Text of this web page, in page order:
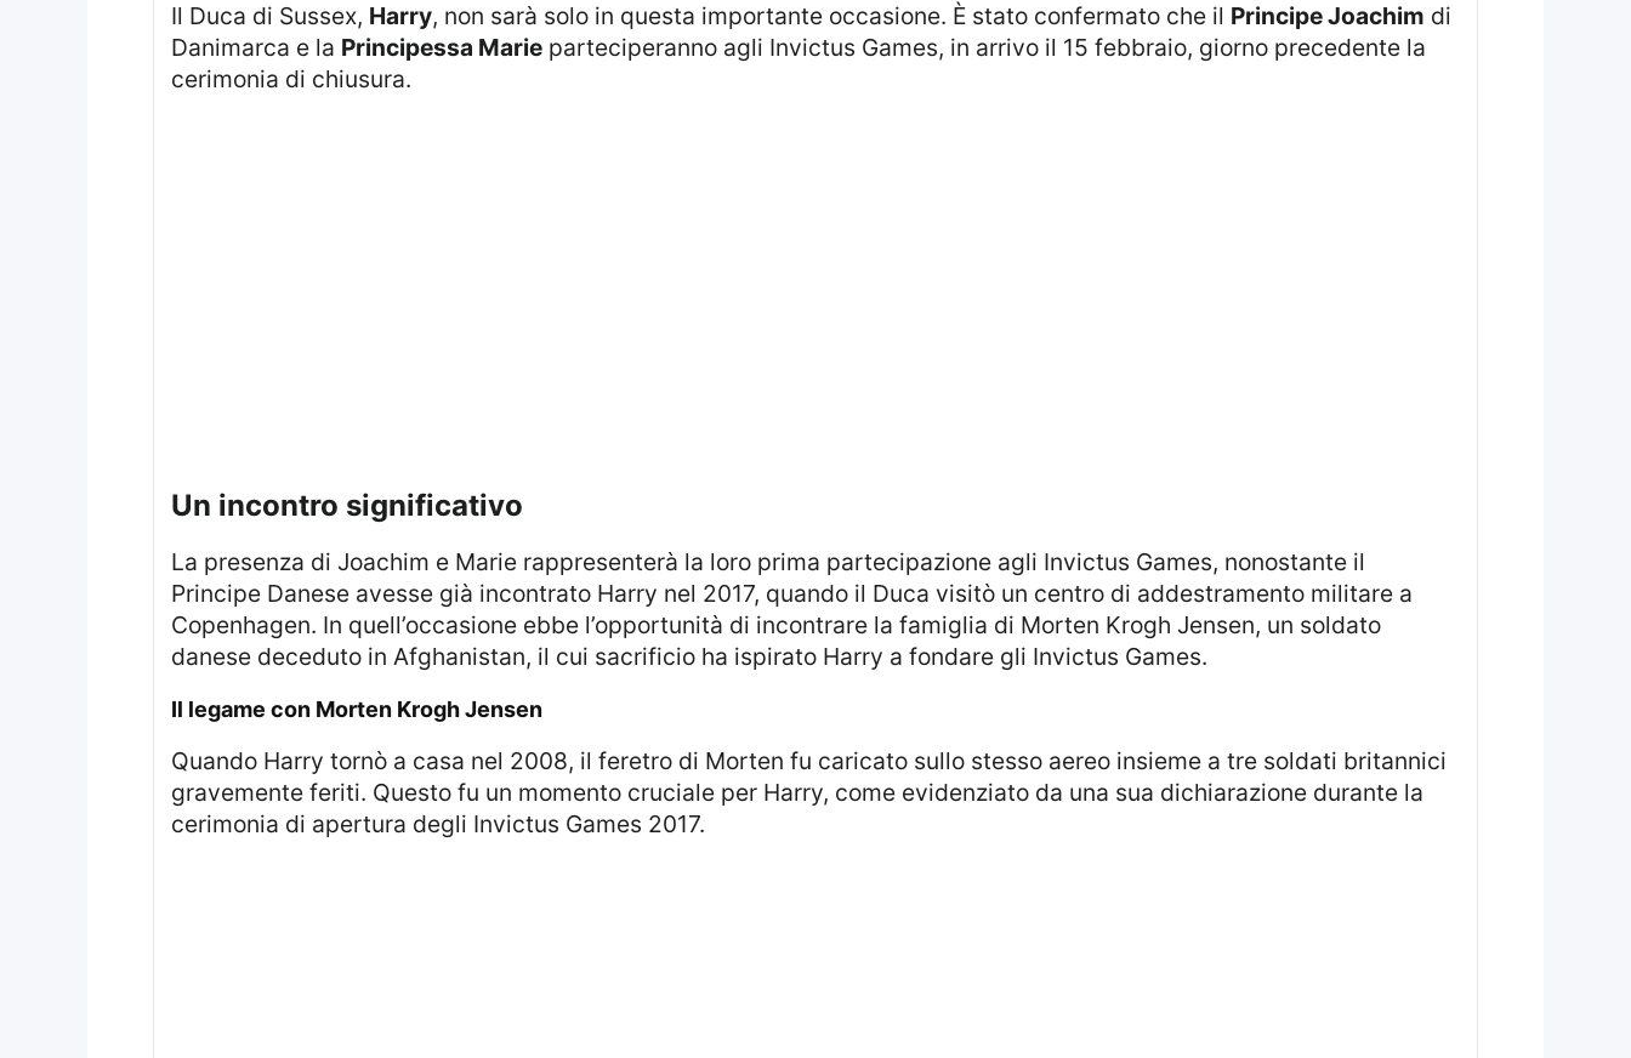
Il Duca di Sussex, Harry, non sarà solo in questa importante occasione. È stato confermato che il Principe Joachim di
Danimarca e la Principessa Marieparteciperanno agli Invictus Games, in arrivo il 15 febbraio, giorno precedente la
cerimonia di chiusura.
Un incontro significativo
La presenza di Joachim e Marie rappresenterà la loro prima partecipazione agli Invictus Games, nonostante il
Principe Danese avesse già incontrato Harry nel 2017, quando il Duca visitò un centro di addestramento militare a
Copenhagen. In quell’occasione ebbe l’opportunità di incontrare la famiglia di Morten Krogh Jensen, un soldato
danese deceduto in Afghanistan, il cui sacrificio ha ispirato Harry a fondare gli Invictus Games.
Il legame con Morten Krogh Jensen
Quando Harry tornò a casa nel 2008, il feretro di Morten fu caricato sullo stesso aereo insieme a tre soldati britannici
gravemente feriti. Questo fu un momento cruciale per Harry, come evidenziato da una sua dichiarazione durante la
cerimonia di apertura degli Invictus Games 2017.